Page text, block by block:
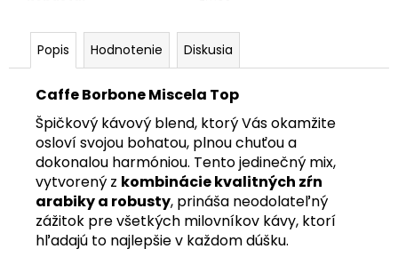
Popis Hodnotenie Diskusia
Caffe Borbone Miscela Top
Špičkový kávový blend, ktorý Vás okamžite
osloví svojou bohatou, plnou chuťou a
dokonalou harmóniou. Tento jedinečný mix,
vytvorený z kombinácie kvalitných zŕn
arabiky a robusty, prináša neodolateľný
zážitok pre všetkých milovníkov kávy, ktorí
hľadajú to najlepšie v každom dúšku.